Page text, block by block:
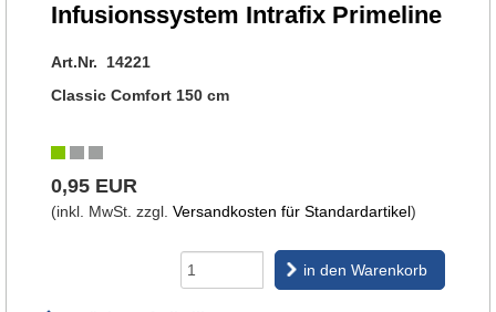
Infusionssystem Intrafix Primeline
Art.Nr. 14221
Classic Comfort 150 cm
0,95 EUR
(inkl. MwSt. zzgl. Versandkosten für Standardartikel)
in den Warenkorb